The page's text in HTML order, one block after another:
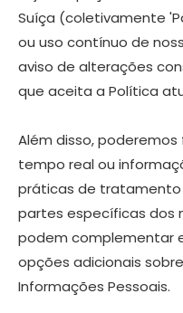
Suíça (coletivamente
ou uso contínuo de
aviso de alterações
que aceita a Política
Além disso,
tempo real ou
práticas de tratamento
partes específicas dos
podem complementar
opções adicionais
Informações Pessoais.